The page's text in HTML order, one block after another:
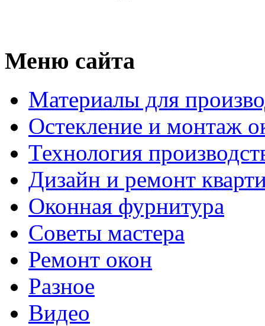
Меню сайта
Материалы для
Остекление и монтаж
Технология
Дизайн и ремонт
Оконная фурнитура
Советы мастера
Ремонт окон
Разное
Видео